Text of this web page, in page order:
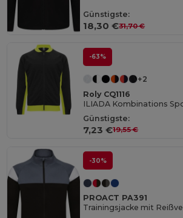
Günstigste:
18,30 €31,70 €
-63%
+2
Roly CQ1116
ILIADA Kombinations
Günstigste:
7,23 €19,55 €
-30%
PROACT PA391
Trainingsjacke mit